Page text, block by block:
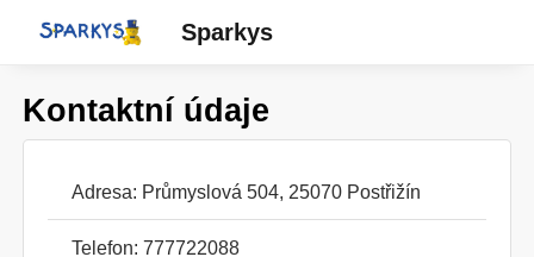
Sparkys
Kontaktní údaje
Adresa: Průmyslová 504, 25070 Postřižín
Telefon: 777722088